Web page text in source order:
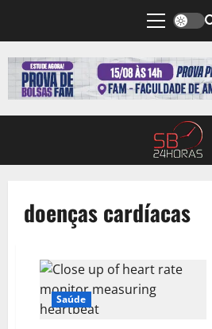
doenças cardíacas
Saúde